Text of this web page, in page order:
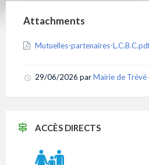
Attachments
Mutuelles-partenaires-
29/06/2026 parMairie de Trévé
ACCÈS DIRECTS